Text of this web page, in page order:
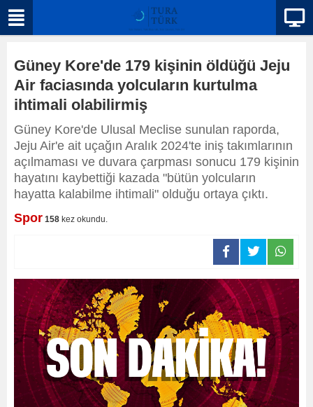
Güney Kore'de 179 kişinin öldüğü Jeju
Air faciasında yolcuların kurtulma
ihtimali olabilirmiş
Güney Kore'de Ulusal Meclise sunulan raporda,
Jeju Air'e ait uçağın Aralık 2024'te iniş takımlarının
açılmaması ve duvara çarpması sonucu 179 kişinin
hayatını kaybettiği kazada "bütün yolcuların
hayatta kalabilme ihtimali" olduğu ortaya çıktı.
Spor 158 kez okundu.